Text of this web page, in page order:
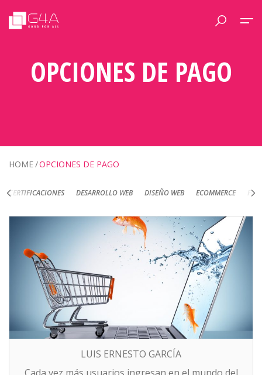
OPCIONES DE PAGO
HOME OPCIONES DE PAGO
DESARROLLO WEB DISEÑO WEB ECOMMERCE FOTOGRAFÍA DE
LUIS ERNESTO GARCÍA